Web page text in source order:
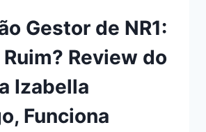
Gestor de NR1:
Review do
Izabella
Funciona